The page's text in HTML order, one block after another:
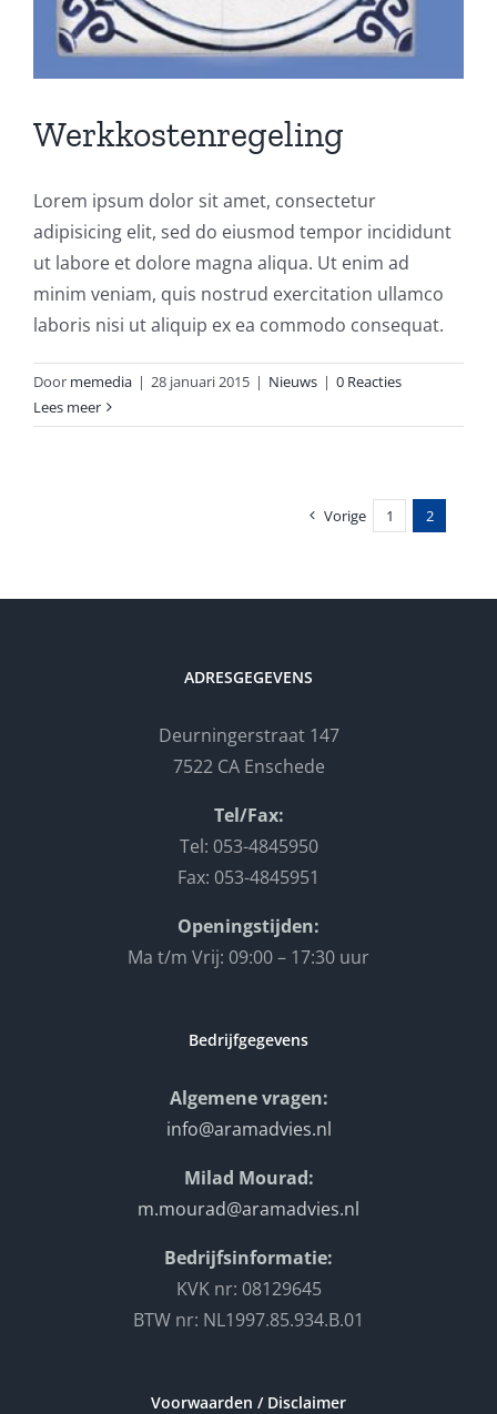
Werkkostenregeling
Lorem ipsum dolor sit amet, consectetur
adipisicing elit, sed do eiusmod tempor incididunt
ut labore et dolore magna aliqua. Ut enim ad
minim veniam, quis nostrud exercitation ullamco
laboris nisi ut aliquip ex ea commodo consequat.
Door memedia | 28 januari 2015 | Nieuws | 0 Reacties
Lees meer
Vorige 1 2
ADRESGEGEVENS
Deurningerstraat 147
7522 CA Enschede
Tel/Fax:
Tel: 053-4845950
Fax: 053-4845951
Openingstijden:
Ma t/m Vrij: 09:00 – 17:30 uur
Bedrijfgegevens
Algemene vragen:
info@aramadvies.nl
Milad Mourad:
m.mourad@aramadvies.nl
Bedrijfsinformatie:
KVK nr: 08129645
BTW nr: NL1997.85.934.B.01
Voorwaarden / Disclaimer